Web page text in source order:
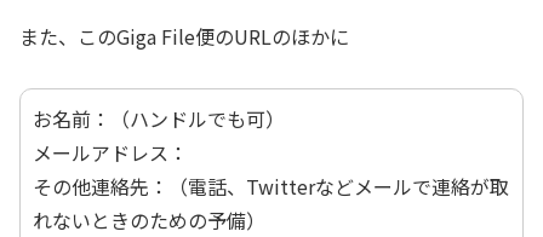
また、このGiga File便のURLのほかに
お名前：（ハンドルでも可）
メールアドレス：
その他連絡先：（電話、Twitterなどメールで連絡が取
れないときのための予備）